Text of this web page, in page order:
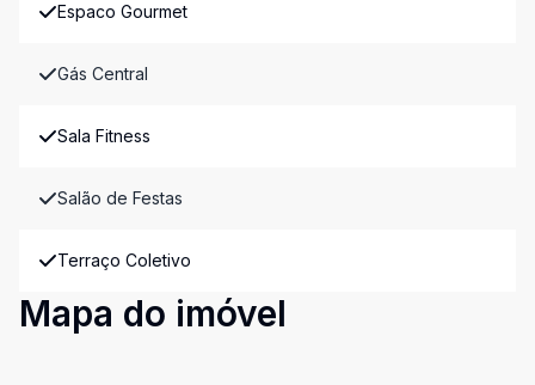
Espaco Gourmet
Gás Central
Sala Fitness
Salão de Festas
Terraço Coletivo
Mapa do imóvel